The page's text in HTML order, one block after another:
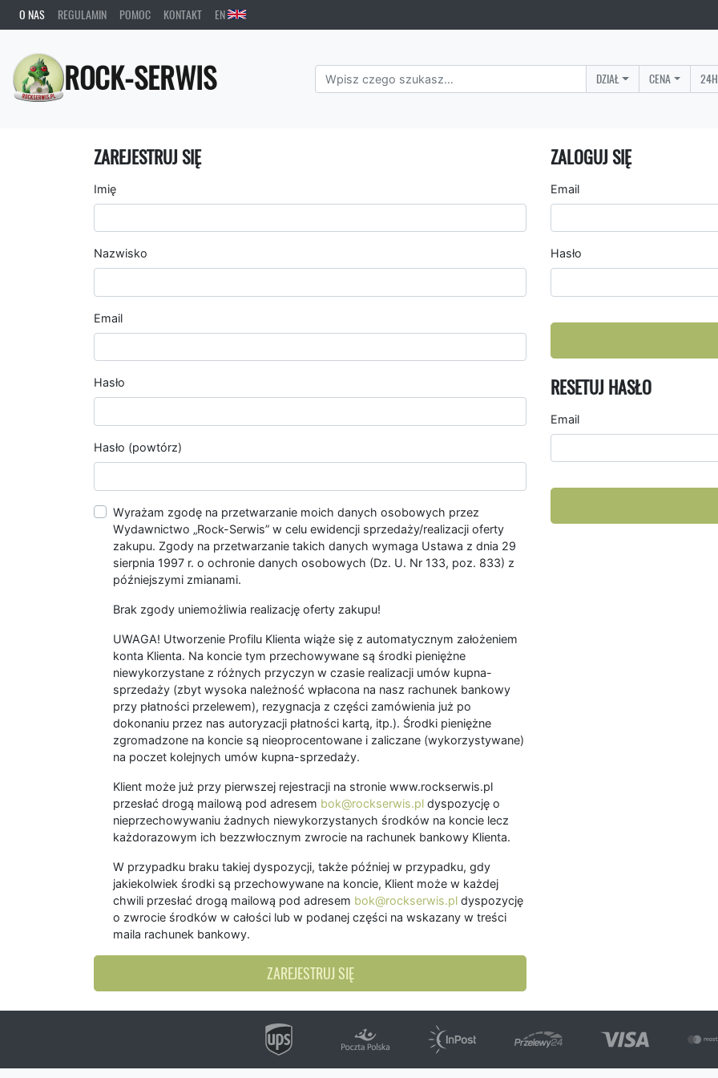
O NAS REGULAMIN POMOC KONTAKT EN
ROCK-SERWIS DZIAŁ CENA
ZAREJESTRUJ SIĘ
Imię
Nazwisko
Email
Hasło
Hasło (powtórz)
Wyrażam zgodę na przetwarzanie moich danych osobowych przez
Wydawnictwo „Rock-Serwis” w celu ewidencji sprzedaży/realizacji oferty
zakupu. Zgody na przetwarzanie takich danych wymaga Ustawa z dnia 29
sierpnia 1997 r. o ochronie danych osobowych (Dz. U. Nr 133, poz. 833) z
późniejszymi zmianami.
Brak zgody uniemożliwia realizację oferty zakupu!
UWAGA! Utworzenie Profilu Klienta wiąże się z automatycznym założeniem
konta Klienta. Na koncie tym przechowywane są środki pieniężne
niewykorzystane z różnych przyczyn w czasie realizacji umów kupna-
sprzedaży (zbyt wysoka należność wpłacona na nasz rachunek bankowy
przy płatności przelewem), rezygnacja z części zamówienia już po
dokonaniu przez nas autoryzacji płatności kartą, itp.). Środki pieniężne
zgromadzone na koncie są nieoprocentowane i zaliczane (wykorzystywane)
na poczet kolejnych umów kupna-sprzedaży.
Klient może już przy pierwszej rejestracji na stronie www.rockserwis.pl
przesłać drogą mailową pod adresem bok@rockserwis.pl dyspozycję o
nieprzechowywaniu żadnych niewykorzystanych środków na koncie lecz
każdorazowym ich bezzwłocznym zwrocie na rachunek bankowy Klienta.
W przypadku braku takiej dyspozycji, także później w przypadku, gdy
jakiekolwiek środki są przechowywane na koncie, Klient może w każdej
chwili przesłać drogą mailową pod adresem bok@rockserwis.pl dyspozycję
o zwrocie środków w całości lub w podanej części na wskazany w treści
maila rachunek bankowy.
ZAREJESTRUJ SIĘ
ZALOGUJ SIĘ
Email
Hasło
RESETUJ HASŁO
Email